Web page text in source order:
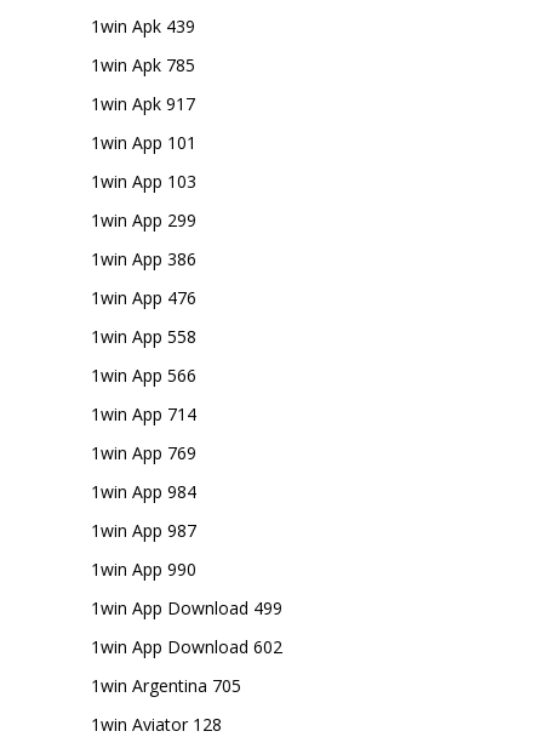
1win Apk 439
1win Apk 785
1win Apk 917
1win App 101
1win App 103
1win App 299
1win App 386
1win App 476
1win App 558
1win App 566
1win App 714
1win App 769
1win App 984
1win App 987
1win App 990
1win App Download 499
1win App Download 602
1win Argentina 705
1win Aviator 128